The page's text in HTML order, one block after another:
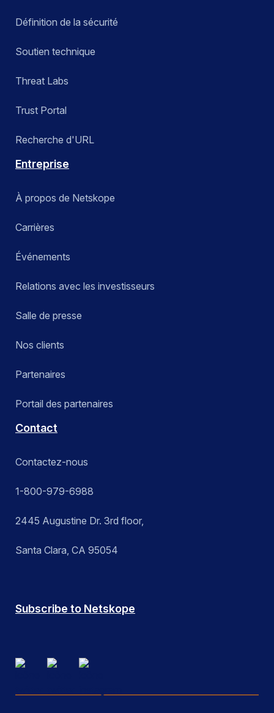
Définition de la sécurité
Soutien technique
Threat Labs
Trust Portal
Recherche d'URL
Entreprise
À propos de Netskope
Carrières
Événements
Relations avec les investisseurs
Salle de presse
Nos clients
Partenaires
Portail des partenaires
Contact
Contactez-nous
1-800-979-6988
2445 Augustine Dr. 3rd floor,
Santa Clara, CA 95054
Subscribe to Netskope